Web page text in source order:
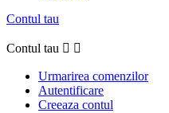
Contul tau
Contul tau  
Urmarirea comenzilor
Autentificare
Creeaza contul